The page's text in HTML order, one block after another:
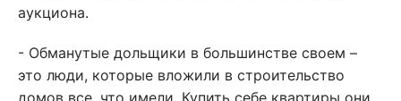
аукциона.
- Обманутые дольщики в большинстве своем –
это люди, которые вложили в строительство
домов все, что имели. Купить себе квартиры они